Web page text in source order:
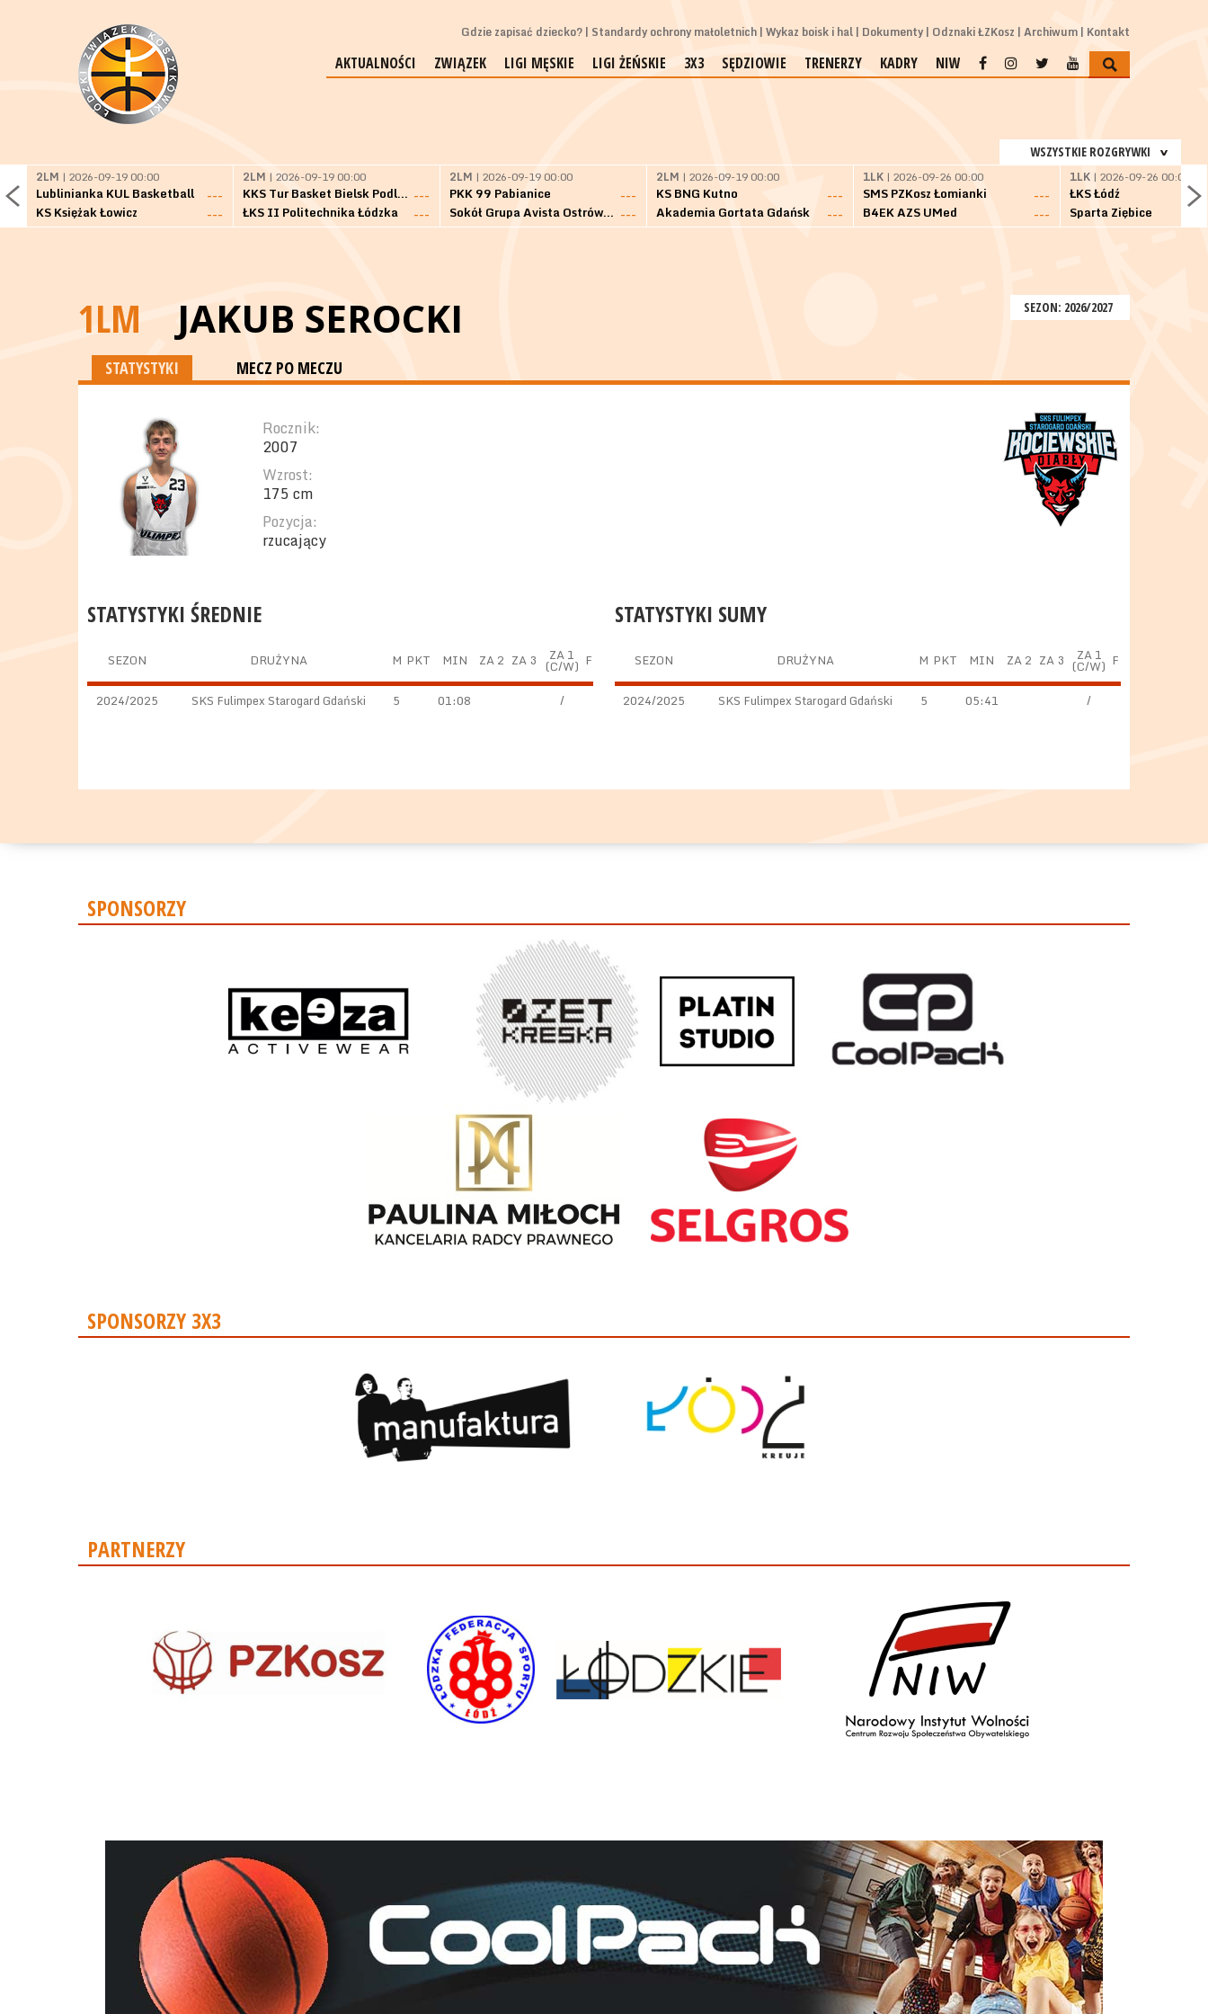
Gdzie zapisać dziecko? Standardy ochrony małoletnich Wykaz boisk i hal Dokumenty Odznaki ŁZKosz Archiwum Kontakt
AKTUALNOŚCI ZWIĄZEK LIGI MĘSKIE LIGI ŻEŃSKIE 3X3 SĘDZIOWIE TRENERZY KADRY NIW
WSZYSTKIE ROZGRYWKI
2LM | 2026-09-19 00:00
Lublinianka KUL Basketball
---
KS Księżak Łowicz
---
2LM | 2026-09-19 00:00
KKS Tur Basket Bielsk Podlaski ---
ŁKS II Politechnika Łódzka
---
2LM | 2026-09-19 00:00
PKK 99 Pabianice
---
Sokół Grupa Avista Ostrów Maz. ---
2LM | 2026-09-19 00:00
KS BNG Kutno
---
Akademia Gortata Gdańsk
---
1LK | 2026-09-26 00:00
SMS PZKosz Łomianki
---
B4EK AZS UMed
---
1LK | 2026-09-26 00:00
ŁKS Łódź
Sparta Ziębice
SEZON: 2026/2027
1LM JAKUB SEROCKI
STATYSTYKI MECZ PO MECZU
Rocznik:
2007
Wzrost:
175 cm
Pozycja:
rzucający
STATYSTYKI SUMY
SEZON DRUŻYNA M PKT MIN ZA 2 ZA 3 ZA 1
(C/W) F
2024/2025 SKS Fulimpex Starogard Gdański 5 05:41 /
STATYSTYKI ŚREDNIE
SEZON DRUŻYNA M PKT MIN ZA 2 ZA 3 ZA 1
(C/W) F
2024/2025 SKS Fulimpex Starogard Gdański 5 01:08 /
SPONSORZY
SPONSORZY 3X3
PARTNERZY